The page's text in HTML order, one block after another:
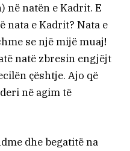
në natën e Kadrit. E
nata e Kadrit? Nata e
se një mijë muaj!
natë zbresin engjëjt
çështje. Ajo që
në agim të
dhe begatitë na